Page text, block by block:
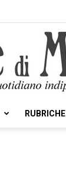
RUBRICHE